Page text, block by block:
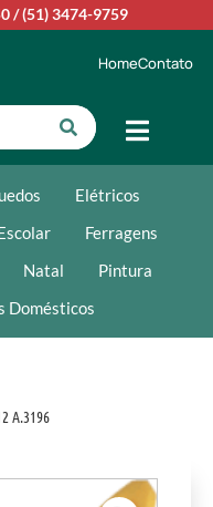
/(51) 3474-9759
HomeContato
Elétricos
Ferragens
Natal
Pintura
Domésticos
A.3196